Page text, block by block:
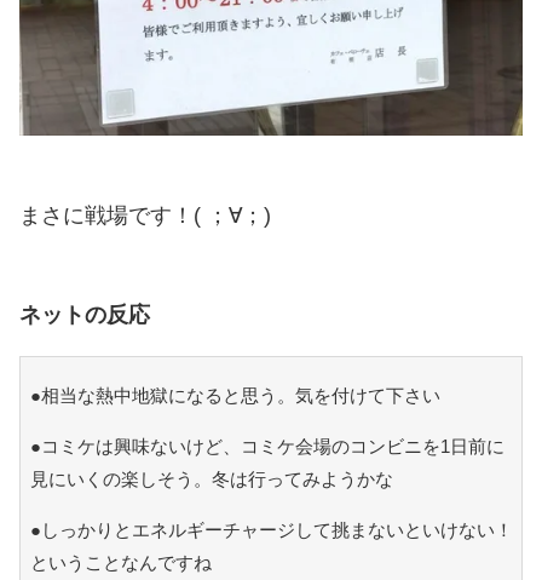
まさに戦場です！( ；∀；)
ネットの反応
●相当な熱中地獄になると思う。気を付けて下さい
●コミケは興味ないけど、コミケ会場のコンビニを1日前に
見にいくの楽しそう。冬は行ってみようかな
●しっかりとエネルギーチャージして挑まないといけない！
ということなんですね